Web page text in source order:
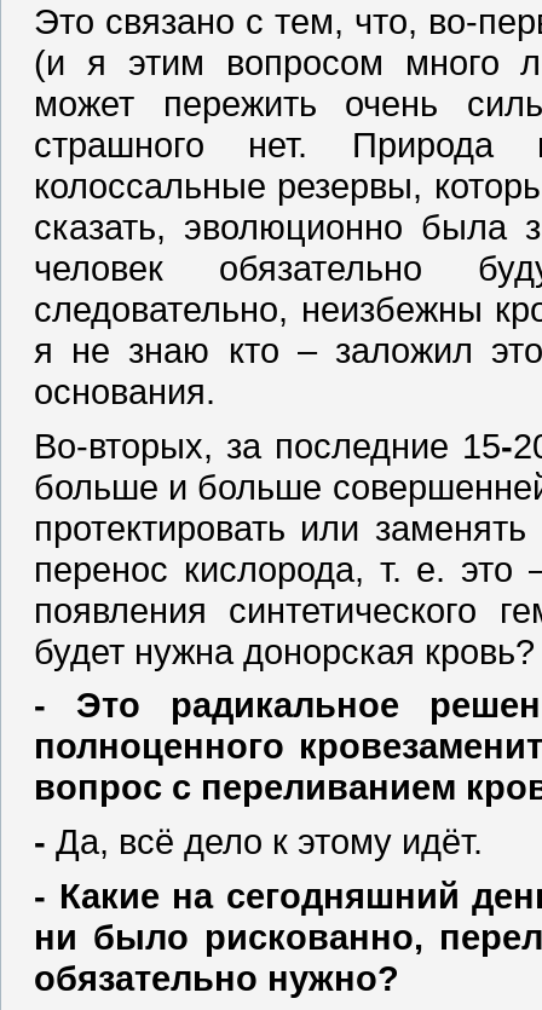
Это связано с тем, что, во-
(и я этим вопросом много
может пережить очень
страшного нет. Природа
колоссальные резервы,
сказать, эволюционно была
человек обязательно
следовательно, неизбежны
я не знаю кто – заложил
основания.
Во-вторых, за последние 15-
больше и больше
протектировать или
перенос кислорода, т. е. это
появления синтетического
будет нужна донорская
‑ Это радикальное
полноценного
вопрос с переливанием
‑ Да, всё дело к этому идёт.
‑ Какие на сегодняшний
ни было рискованно,
обязательно нужно?